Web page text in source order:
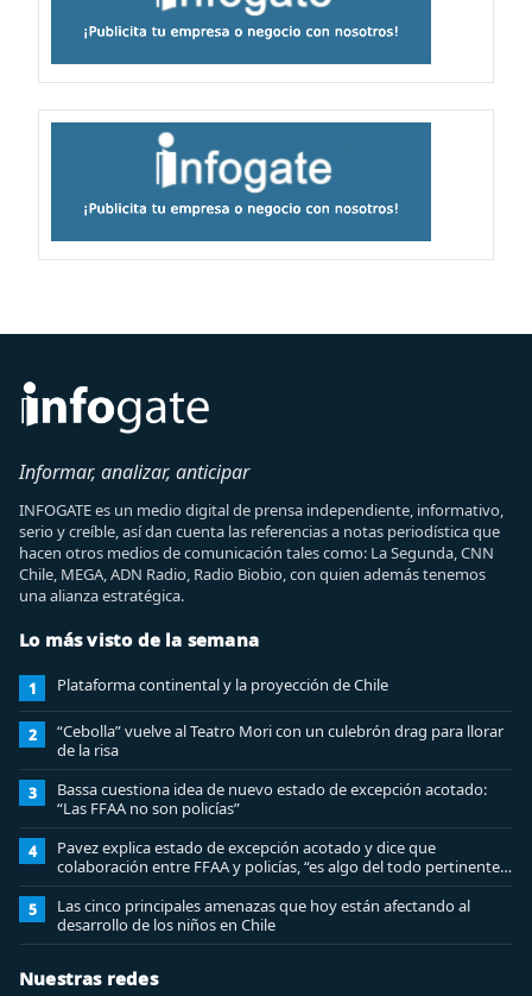
Informar, analizar, anticipar
INFOGATE es un medio digital de prensa independiente, informativo,
serio y creíble, así dan cuenta las referencias a notas periodística que
hacen otros medios de comunicación tales como: La Segunda, CNN
Chile, MEGA, ADN Radio, Radio Biobio, con quien además tenemos
una alianza estratégica.
Lo más visto de la semana
1 Plataforma continental y la proyección de Chile
2
“Cebolla” vuelve al Teatro Mori con un culebrón drag para llorar
de la risa
3
Bassa cuestiona idea de nuevo estado de excepción acotado:
“Las FFAA no son policías”
4
Pavez explica estado de excepción acotado y dice que
colaboración entre FFAA y policías, “es algo del todo pertinente
analizar”
5
Las cinco principales amenazas que hoy están afectando al
desarrollo de los niños en Chile
Nuestras redes